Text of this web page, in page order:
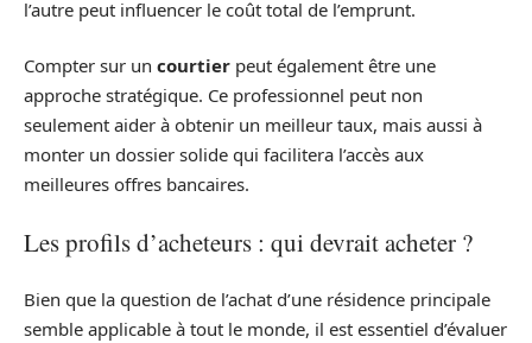
l’autre peut influencer le coût total de l’emprunt.
Compter sur un courtier peut également être une
approche stratégique. Ce professionnel peut non
seulement aider à obtenir un meilleur taux, mais aussi à
monter un dossier solide qui facilitera l’accès aux
meilleures offres bancaires.
Les profils d’acheteurs : qui devrait acheter ?
Bien que la question de l’achat d’une résidence principale
semble applicable à tout le monde, il est essentiel d’évaluer